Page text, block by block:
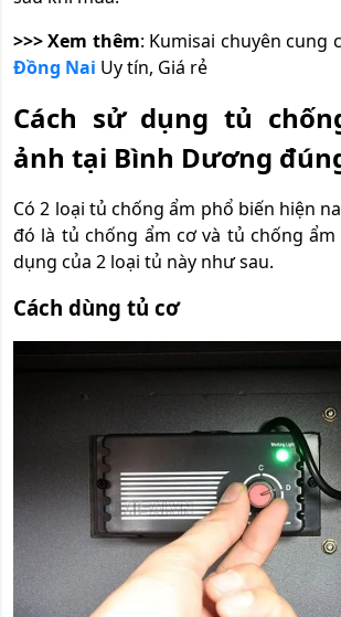
>>> Xem thêm: Kumisai chuyên cung
Đồng Nai Uy tín, Giá rẻ
Cách sử dụng tủ
ảnh tại Bình Dương
Có 2 loại tủ chống ẩm phổ biến hiện
đó là tủ chống ẩm cơ và tủ chống
dụng của 2 loại tủ này như sau.
Cách dùng tủ cơ